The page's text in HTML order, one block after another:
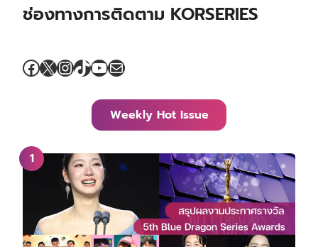
ช่องทางการติดตาม KORSERIES
Facebook
X Instagram
TikTok
YouTube
Mail
Weekly Hot Issue